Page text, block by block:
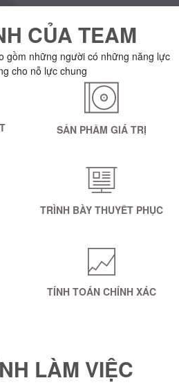
CỦA TEAM
gồm những người có những năng lực
cho nỗ lực chung
SẢN PHẨM GIÁ TRỊ
TRÌNH BÀY THUYẾT PHỤC
TÍNH TOÁN CHÍNH XÁC
LÀM VIỆC